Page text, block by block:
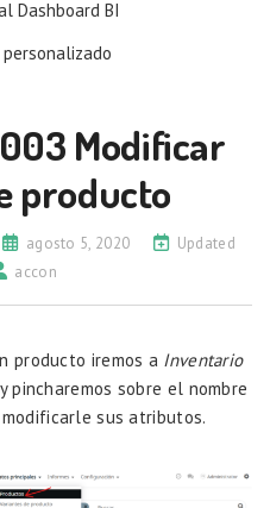
Dashboard BI
Modificar
producto
agosto 5, 2020
Updated
accon
producto iremos a Inventario
pincharemos sobre el nombre
sus atributos.